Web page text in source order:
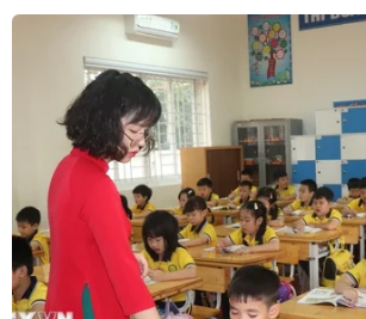
Thủ tướng Abe giành ưu thế
cuộc bầu cử chủ tịch đảng
29/01/2018 03:20
Theo khảo sát của báo Nikkei về tỷ lệ